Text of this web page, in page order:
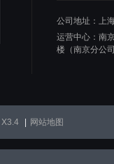
公司地址：上
运营中心：南
楼（南京分公司
X3.4 网站地图